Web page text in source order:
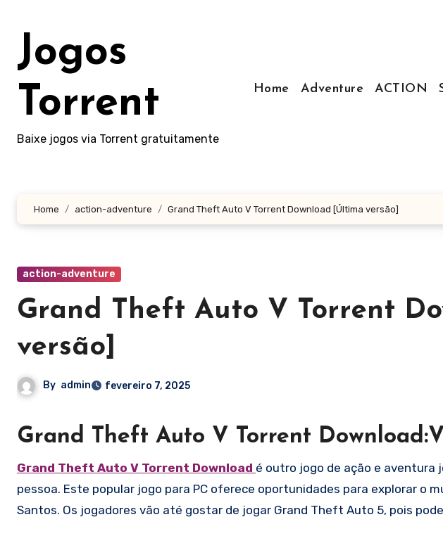
content
Jogos
Torrent
Baixe jogos via Torrent gratuitamente
Home Adventure ACTION
Home action-adventure Grand Theft Auto V Torrent Download [Última versão]
action-adventure
Grand Theft Auto V Torrent
versão]
By admin fevereiro 7, 2025
Grand Theft Auto V Torrent
Grand Theft Auto V Torrent Download é outro jogo de ação e aventura
pessoa. Este popular jogo para PC oferece oportunidades para explorar o
Santos. Os jogadores vão até gostar de jogar Grand Theft Auto 5, pois